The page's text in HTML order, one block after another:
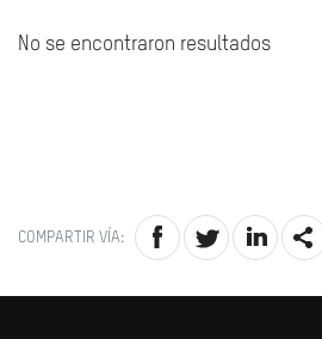
No se encontraron resultados
COMPARTIR VÍA: